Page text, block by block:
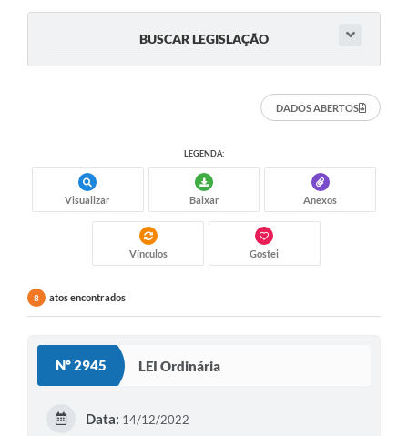
Empreendedor
Pesquisa Dificuldades no Licenciamento de Empresas
COVID - 19
Ouvidoria
Jornal (Edições anteriores)
BUSCAR LEGISLAÇÃO
DADOS ABERTOS
LEGENDA:
Visualizar Baixar Anexos
Vínculos Gostei
8 atos encontrados
Nº 2945 LEI Ordinária
Data: 14/12/2022